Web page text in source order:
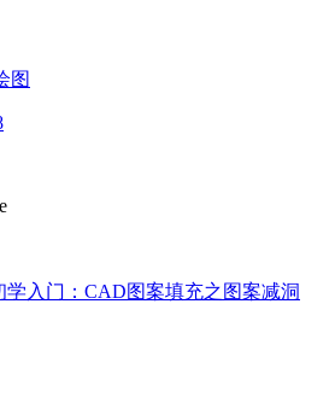
图
学入门：CAD图案填充之图案减洞